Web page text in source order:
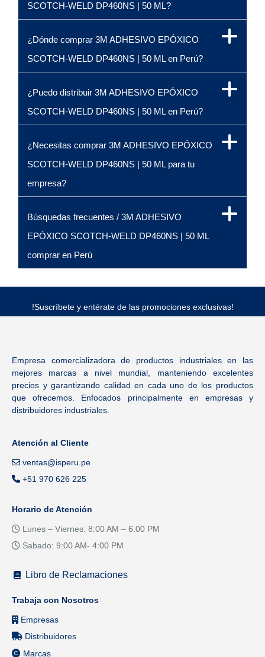
SCOTCH-WELD DP460NS | 50 ML?
¿Dónde comprar 3M ADHESIVO EPÓXICO
SCOTCH-WELD DP460NS | 50 ML en Perú?
¿Puedo distribuir 3M ADHESIVO EPÓXICO
SCOTCH-WELD DP460NS | 50 ML en Perú?
¿Necesitas comprar 3M ADHESIVO EPÓXICO
SCOTCH-WELD DP460NS | 50 ML para tu
empresa?
Búsquedas frecuentes / 3M ADHESIVO
EPÓXICO SCOTCH-WELD DP460NS | 50 ML
comprar en Perú
!Suscríbete y entérate de las promociones exclusivas!
Empresa comercializadora de productos industriales en las
mejores marcas a nivel mundial, manteniendo excelentes
precios y garantizando calidad en cada uno de los productos
que ofrecemos. Enfocados principalmente en empresas y
distribuidores industriales.
Atención al Cliente
ventas@isperu.pe
+51 970 626 225
Horario de Atención
Lunes – Viernes: 8:00 AM – 6.00 PM
Sabado: 9:00 AM- 4:00 PM
Libro de Reclamaciones
Trabaja con Nosotros
Empresas
Distribuidores
Marcas